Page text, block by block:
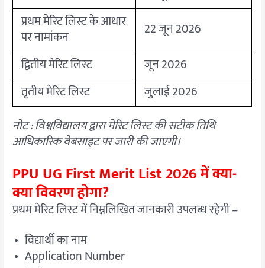
प्रथम मेरिट लिस्ट के आधार
पर नामांकन
22 जून 2026
द्वितीय मेरिट लिस्ट
जून 2026
तृतीय मेरिट लिस्ट
जुलाई 2026
नोट : विश्वविद्यालय द्वारा मेरिट लिस्ट की सटीक तिथि
आधिकारिक वेबसाइट पर जारी की जाएगी।
PPU UG First Merit List 2026 में क्या-
क्या विवरण होगा?
प्रथम मेरिट लिस्ट में निम्नलिखित जानकारी उपलब्ध रहेगी –
विद्यार्थी का नाम
Application Number